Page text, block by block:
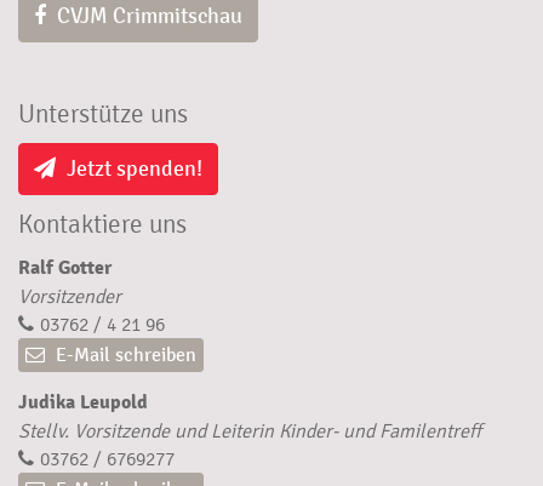
CVJM Crimmitschau
Unterstütze uns
Jetzt spenden!
Kontaktiere uns
Ralf Gotter
Vorsitzender
03762 / 4 21 96
E-Mail schreiben
Judika Leupold
Stellv. Vorsitzende und Leiterin Kinder- und Familentreff
03762 / 6769277